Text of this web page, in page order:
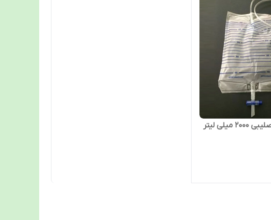
کیسه ادرار شیر صلیبی 2000 میلی لیتر